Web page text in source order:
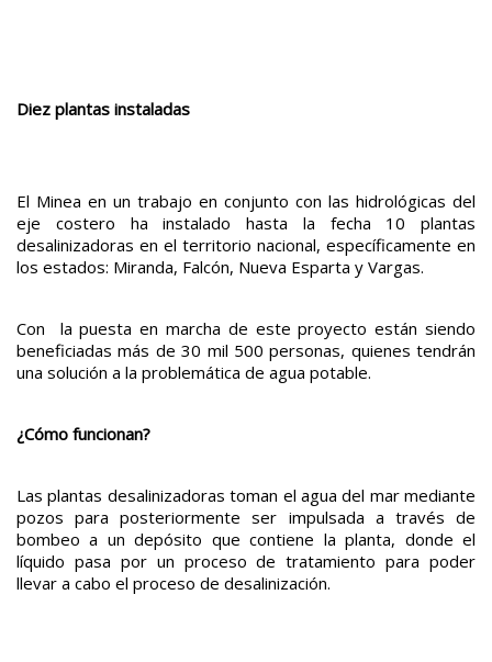
Diez plantas instaladas
El Minea en un trabajo en conjunto con las hidrológicas del
eje costero ha instalado hasta la fecha 10 plantas
desalinizadoras en el territorio nacional, específicamente en
los estados: Miranda, Falcón, Nueva Esparta y Vargas.
Con la puesta en marcha de este proyecto están siendo
beneficiadas más de 30 mil 500 personas, quienes tendrán
una solución a la problemática de agua potable.
¿Cómo funcionan?
Las plantas desalinizadoras toman el agua del mar mediante
pozos para posteriormente ser impulsada a través de
bombeo a un depósito que contiene la planta, donde el
líquido pasa por un proceso de tratamiento para poder
llevar a cabo el proceso de desalinización.